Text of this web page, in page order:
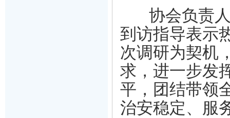
协会负责人
到访指导表示
次调研为契机
求，进一步发
平，团结带领
治安稳定、服